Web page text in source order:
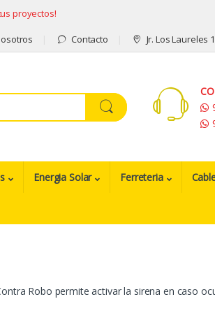
proyectos!
Contacto Jr. Los Laureles
Energia Solar Ferreteria
Robo permite activar la sirena en caso